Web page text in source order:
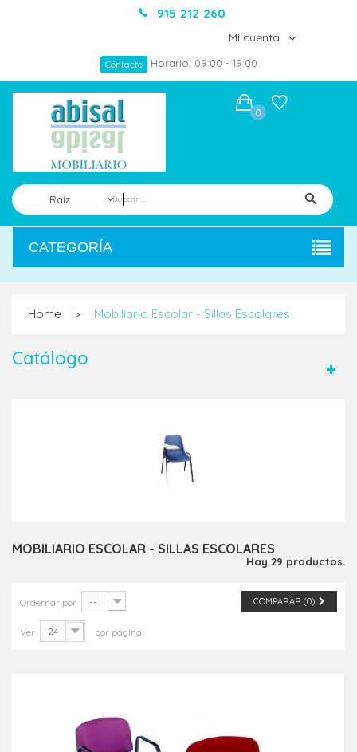
915 212 260
Mi cuenta
Contacto Horario: 09:00 - 19:00
Raíz
0
CATEGORÍA
Home > Mobiliario Escolar - Sillas Escolares
Catálogo
MOBILIARIO ESCOLAR - SILLAS ESCOLARES
Hay 29 productos.
COMPARAR (0)
Ordernar por --
Ver 24 por página